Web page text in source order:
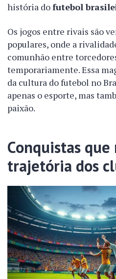
história dofutebol
Os jogos entre rivais são
populares, onde a
comunhão entre
temporariamente. Essa
da cultura do futebol no
apenas o esporte, mas
paixão.
Conquistas que
trajetória dos